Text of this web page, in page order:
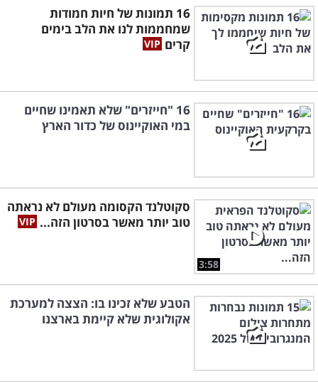
16 תמונות של חיות חמודות
שמחממות לנו את הלב בימים
קרים
16 "חייזרים" שלא תאמינו שחיים
במי האוקיינוס של כדור הארץ
3:58
סקוטלנד הקסומה מעולם לא נראתה
טוב יותר מאשר בסרטון הזה...
הטבע שלא זכינו בו: הצצה למערכת
אקולוגית שלא קיימת בארצנו